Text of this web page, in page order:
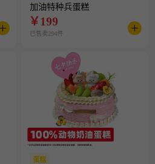
加油特种兵蛋糕
￥199
已售卖294件
蛋糕